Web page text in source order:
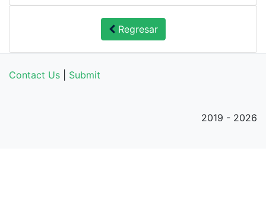
Regresar
Contact Us Submit
2019 - 2026